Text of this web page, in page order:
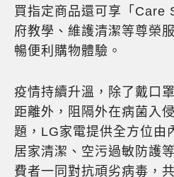
買指定商品還可享「Care
府教學、維護清潔等尊榮
暢便利購物體驗。
疫情持續升溫，除了戴口
距離外，阻隔外在病菌入
題，LG家電提供全方位由
居家清潔、空污過敏防護
費者一同對抗頑劣病毒，